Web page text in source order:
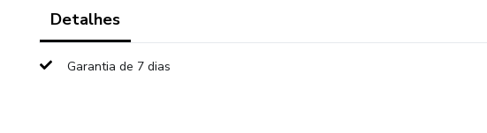
Detalhes
Garantia de 7 dias